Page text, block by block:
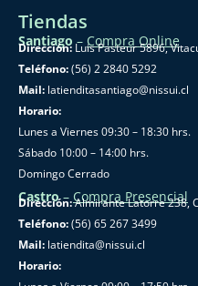
Tiendas
Santiago – Compra Online
Dirección: Luis Pasteur 5896,
Teléfono:(56) 2 2840 5292
Mail: latienditasantiago@nissui.cl
Horario:
Lunes a Viernes 09:30 – 18:30 hrs.
Sábado 10:00 – 14:00 hrs.
Domingo Cerrado
Castro– Compra Presencial
Dirección:Almirante Latorre 238,
Teléfono:(56) 65 267 3499
Mail: latiendita@nissui.cl
Horario: